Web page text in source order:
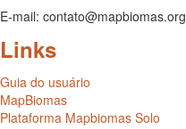
E-mail: contato@mapbiomas.org
Links
Guia do usuário
MapBiomas
Plataforma Mapbiomas Solo